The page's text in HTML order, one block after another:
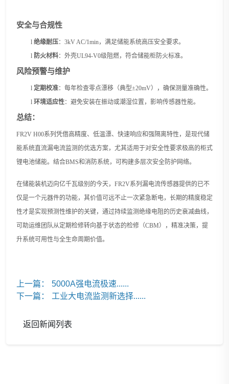
安全与合规性
l 绝缘耐压： 3kV AC/1min，满足储能系统高压安全要求。
l 防火材料：外壳UL94-V0级阻燃，符合储能柜防火标准。
风险预警与维护
l 定期校准：每年检查零点漂移（典型±20mV），确保测量准确性。
l 环境适应性：避免安装在振动或潮湿位置，影响传感器性能。
总结：
FR2V H00系列凭借高精度、低温漂、快速响应和强隔离特性，是现代储
能系统直流漏电流监测的优选方案，尤其适用于对安全性要求极高的柜式
锂电池储能。结合BMS和消防系统，可构建多层次安全防护网络。
在储能装机迈向亿千瓦级别的今天， FR2V系列漏电流传感器提供的已不
仅是一个元器件的功能， 其价值可远不止一次紧急断电，长期的精度稳定
性才是实现预测性维护的关键，通过持续监测绝缘电阻的历史衰减曲线，
可助运维团队从定期检修转向基于状态的检修（CBM），精准决策，提
升系统可用性与全生命周期价值。
上一篇：
5000A强电流极速......
下一篇：
工业大电流监测新选择......
返回新闻列表